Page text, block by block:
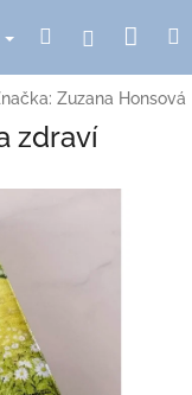
HledatPřihlášení
Zuzana Honsová
zdraví